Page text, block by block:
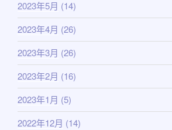
2023年5月 (14)
2023年4月 (26)
2023年3月 (26)
2023年2月 (16)
2023年1月 (5)
2022年12月 (14)